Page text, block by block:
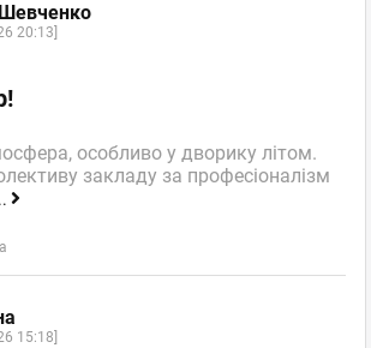
Шевченко
20:13]
особливо у дворику літом.
закладу за професіоналізм
15:18]